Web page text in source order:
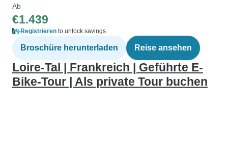
Ab
€1.439
Registrieren to unlock savings
Broschüre herunterladen Reise ansehen
Loire-Tal | Frankreich | Geführte E-
Bike-Tour | Als private Tour buchen